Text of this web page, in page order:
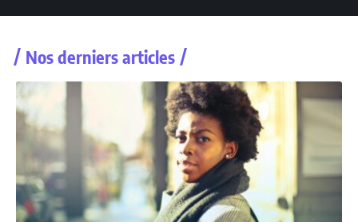
Nos derniers articles